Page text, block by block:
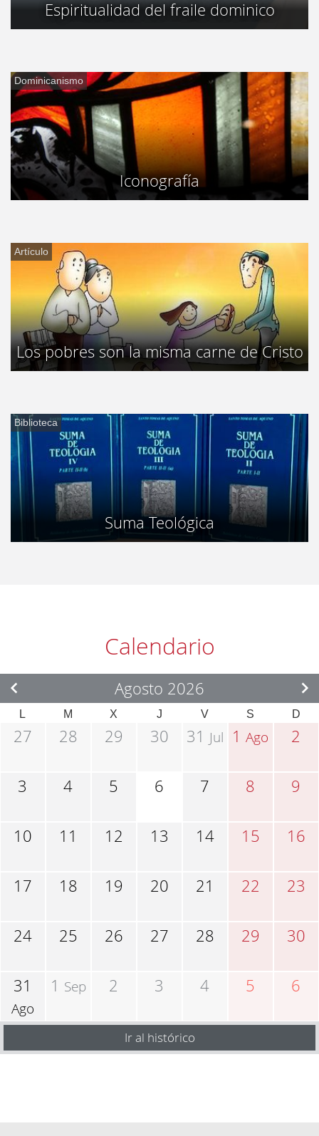
Espiritualidad del fraile dominico
Dominicanismo
Iconografía
Artículo
Los pobres son la misma carne de Cristo
Biblioteca
Suma Teológica
Calendario
Agosto 2026
L M X J V S D
27 28 29 30 31 Jul 1Ago 2
3 4 5 6 7 8 9
10 11 12 13 14 15 16
17 18 19 20 21 22 23
24 25 26 27 28 29 30
31
Ago
1 Sep 2 3 4 5 6
Ir al histórico